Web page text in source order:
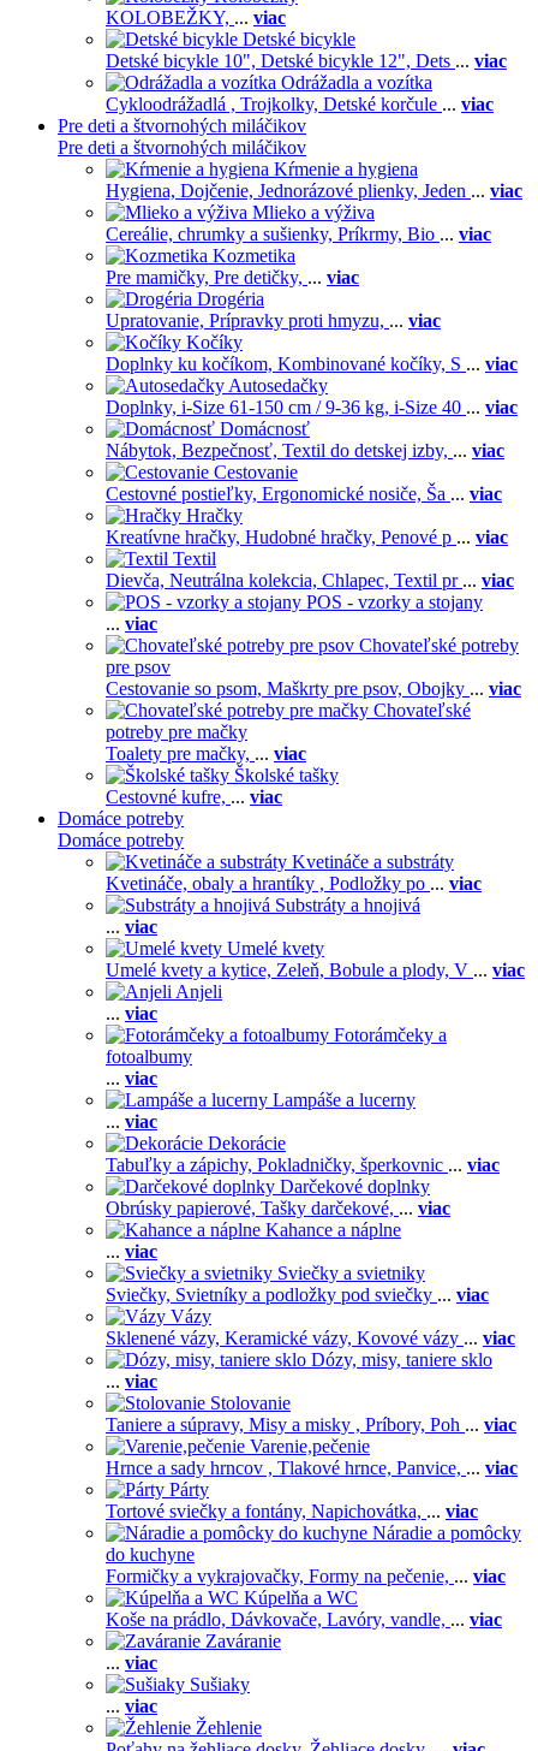
KOLOBEŽKY, ... viac
Detské bicykle
Detské bicykle 10", Detské bicykle 12", Dets ... viac
Odrážadla a vozítka
Cykloodrážadlá , Trojkolky, Detské korčule ... viac
Pre deti a štvornohých miláčikov
Pre deti a štvornohých miláčikov
Kŕmenie a hygiena
Hygiena, Dojčenie, Jednorázové plienky, Jeden ... viac
Mlieko a výživa
Cereálie, chrumky a sušienky, Príkrmy, Bio ... viac
Kozmetika
Pre mamičky, Pre detičky, ... viac
Drogéria
Upratovanie, Prípravky proti hmyzu, ... viac
Kočíky
Doplnky ku kočíkom, Kombinované kočíky, S ... viac
Autosedačky
Doplnky, i-Size 61-150 cm / 9-36 kg, i-Size 40 ... viac
Domácnosť
Nábytok, Bezpečnosť, Textil do detskej izby, ... viac
Cestovanie
Cestovné postieľky, Ergonomické nosiče, Ša ... viac
Hračky
Kreatívne hračky, Hudobné hračky, Penové p ... viac
Textil
Dievča, Neutrálna kolekcia, Chlapec, Textil pr ... viac
POS - vzorky a stojany
... viac
Chovateľské potreby
pre psov
Cestovanie so psom, Maškrty pre psov, Obojky ... viac
Chovateľské
potreby pre mačky
Toalety pre mačky, ... viac
Školské tašky
Cestovné kufre, ... viac
Domáce potreby
Domáce potreby
Kvetináče a substráty
Kvetináče, obaly a hrantíky , Podložky po ... viac
Substráty a hnojivá
... viac
Umelé kvety
Umelé kvety a kytice, Zeleň, Bobule a plody, V ... viac
Anjeli
... viac
Fotorámčeky a
fotoalbumy
... viac
Lampáše a lucerny
... viac
Dekorácie
Tabuľky a zápichy, Pokladničky, šperkovnic ... viac
Darčekové doplnky
Obrúsky papierové, Tašky darčekové, ... viac
Kahance a náplne
... viac
Sviečky a svietniky
Sviečky, Svietníky a podložky pod sviečky ... viac
Vázy
Sklenené vázy, Keramické vázy, Kovové vázy ... viac
Dózy, misy, taniere sklo
... viac
Stolovanie
Taniere a súpravy, Misy a misky , Príbory, Poh ... viac
Varenie,pečenie
Hrnce a sady hrncov , Tlakové hrnce, Panvice, ... viac
Párty
Tortové sviečky a fontány, Napichovátka, ... viac
Náradie a pomôcky
do kuchyne
Formičky a vykrajovačky, Formy na pečenie, ... viac
Kúpelňa a WC
Koše na prádlo, Dávkovače, Lavóry, vandle, ... viac
Zaváranie
... viac
Sušiaky
... viac
Žehlenie